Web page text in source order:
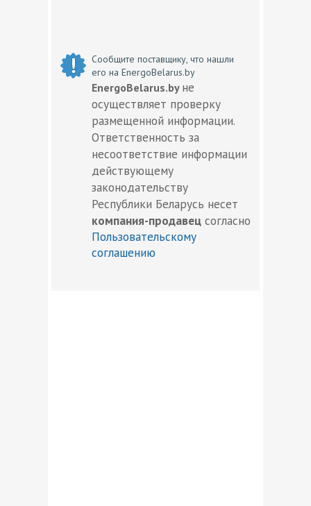
Сообщите поставщику, что нашли
его на EnergoBelarus.by
EnergoBelarus.by не
осуществляет проверку
размещенной информации.
Ответственность за
несоответствие информации
действующему
законодательству
Республики Беларусь несет
компания-продавец согласно
Пользовательскому
соглашению